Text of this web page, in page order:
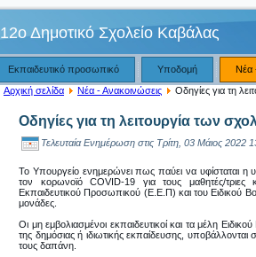
12ο Δημοτικό Σχολείο Καβάλας
Εκπαιδευτικό προσωπικό Υποδομή Νέα
Αρχική σελίδα Νέα - Ανακοινώσεις Οδηγίες για τη
Οδηγίες για τη λειτουργία των
Τελευταία Ενημέρωση στις Τρίτη, 03 Μάιος 2022
Το Υπουργείο ενημερώνει πως παύει να υφίσταται
τον κορωνοϊό COVID-19 για τους μαθητές/τριες
Εκπαιδευτικού Προσωπικού (Ε.Ε.Π) και του Ειδικού
μονάδες.
Οι μη εμβολιασμένοι εκπαιδευτικοί και τα μέλη
της δημόσιας ή ιδιωτικής εκπαίδευσης,
τους δαπάνη.